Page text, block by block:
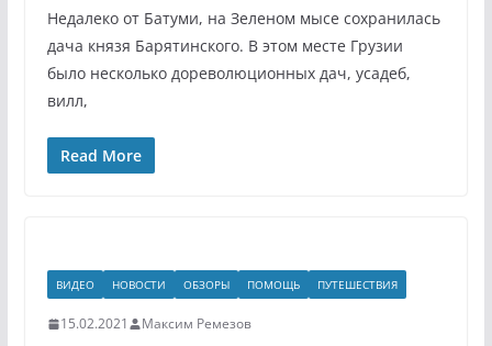
Недалеко от Батуми, на Зеленом мысе сохранилась
дача князя Барятинского. В этом месте Грузии
было несколько дореволюционных дач, усадеб,
вилл,
Read More
ВИДЕО НОВОСТИ ОБЗОРЫ ПОМОЩЬ ПУТЕШЕСТВИЯ
15.02.2021 Максим Ремезов